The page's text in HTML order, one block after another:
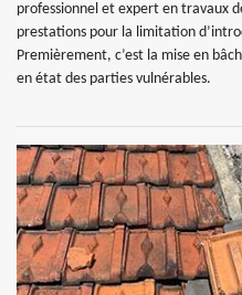
professionnel et expert en travaux
prestations pour la limitation
Premièrement, c’est la mise en
en état des parties vulnérables.